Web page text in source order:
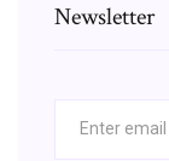
Newsletter